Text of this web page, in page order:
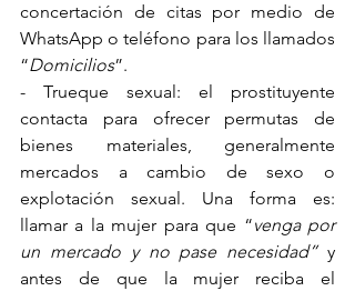
concertación de citas por medio de
WhatsApp o teléfono para los llamados
“Domicilios”.
- Trueque sexual: el prostituyente
contacta para ofrecer permutas de
bienes materiales, generalmente
mercados a cambio de sexo o
explotación sexual. Una forma es:
llamar a la mujer para que “venga por
un mercado y no pase necesidad” y
antes de que la mujer reciba el